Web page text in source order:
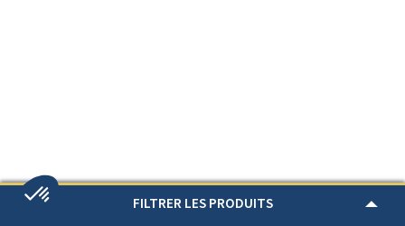
FILTRER LES PRODUITS